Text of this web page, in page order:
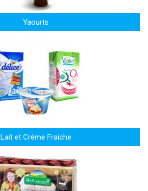
Yaourts
Lait et Crème Fraiche